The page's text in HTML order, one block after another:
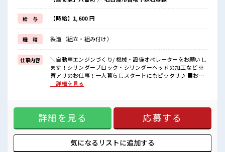
《マイカーでらくらく通勤*》
駐車場は無料で使えます！
車・バイク・自転車・電車通勤OK！
ご自身のライフスタイルに合わせた通勤方法を選べます！
《うれしい土日やすみ*》
前もって予定がたてやすい土日やすみ！
プライベートも充実しそう♪
■職場の雰囲気
20代・30代の方カツヤク中★
さらに食堂もあります！
コンビニは職場の目の前にあるのでらくちん♪
お昼ご飯に困らないですね♪
#ryo
給 与 【時給】1,600 円
職 種 製造（組立・組み付け）
仕事内容
＼自動車エンジンづくり/ 機械・設備オペレーターをお願いし
ます！シリンダーブロック・シリンダーヘッドの加工など ※
寮アリのお仕事！一人暮らしスタートにもピッタリ♪ ■お仕
事PR 《寮があるお仕事*》 家電付きのワンルーム寮完備！ さ
はじめてみたい方などにもオススメ！ 赴任時の交通費の支給
もあります◎ 《マイカーでらくらく通勤*》 駐車場は無料で
使えます！ 車・バイク・自転車・電車通勤OK！ ご自身のラ
イフスタイルに合わせた通勤方法を選べます！ 《うれしい土
日やすみ*》 前もって予定がたてやすい土日やすみ！ プライ
ベートも充実しそう♪ ■職場の雰囲気 20代・30代の方カツヤ
…詳細を見る
詳細を見る 応募する
気になるリストに追加する